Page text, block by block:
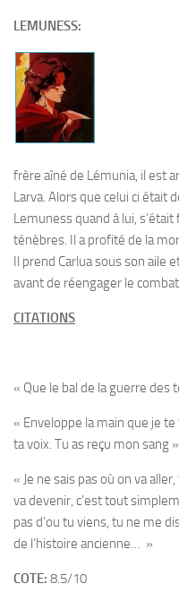
LEMUNESS:
frère aîné de Lémunia, il est
Larva. Alors que celui ci était
Lemuness quand à lui,
ténèbres. Il a profité de la
Il prend Carlua sous son aile
avant de réengager le
CITATIONS
« Que le bal de la guerre
« Enveloppe la main que je
ta voix. Tu as reçu mon sang »
« Je ne sais pas où on va
va devenir, c’est tout
pas d’ou tu viens, tu ne me
de l’histoire ancienne… »
COTE: 8.5/10